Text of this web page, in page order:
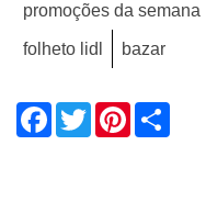
promoções da semana
folheto lidl bazar
Facebook
TwitterPinterest